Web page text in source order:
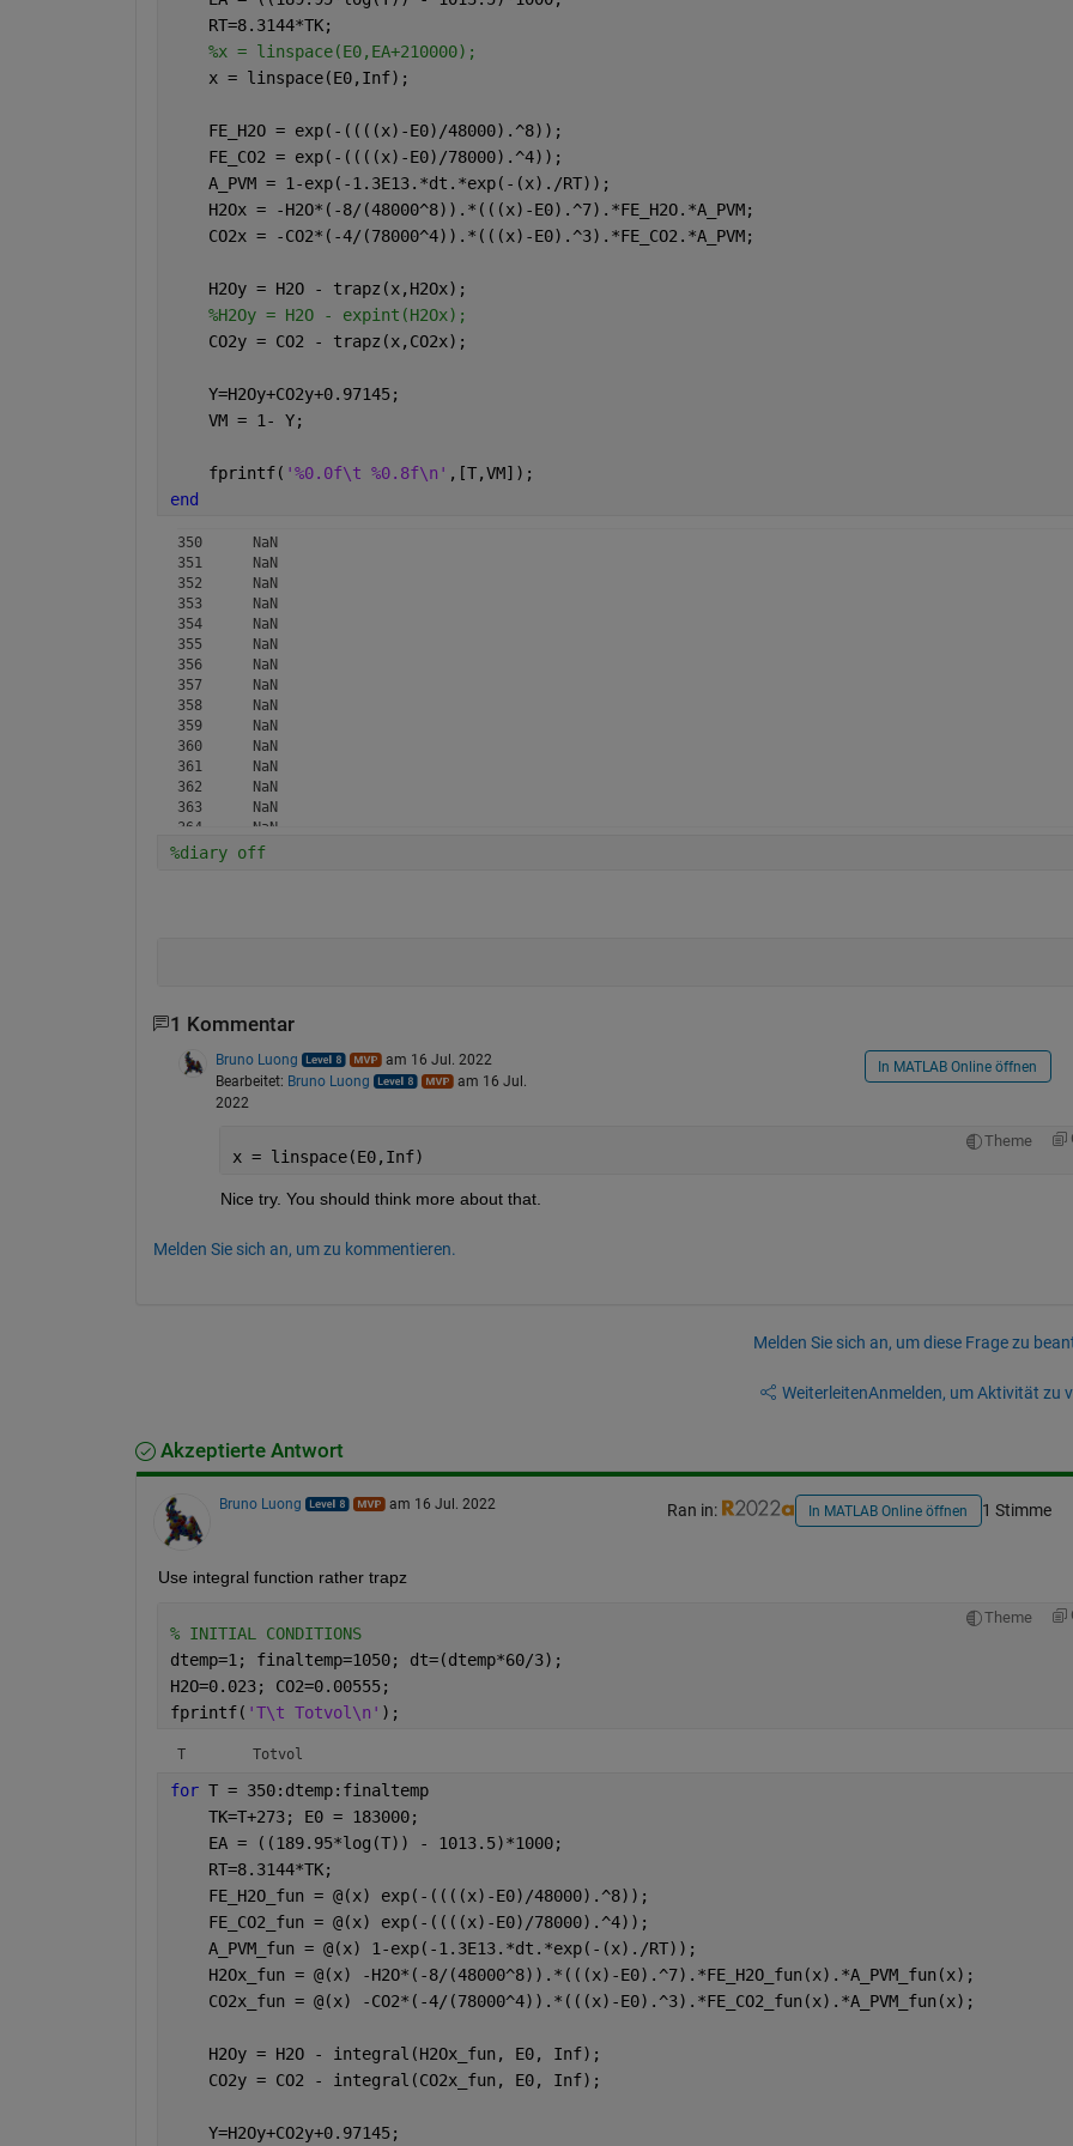
    RT=8.3144*TK;
%x = linspace(E0,EA+210000);
    x = linspace(E0,Inf);
    FE_H2O = exp(-((((x)-E0)/48000).^8));
    FE_CO2 = exp(-((((x)-E0)/78000).^4));
    A_PVM = 1-exp(-1.3E13.*dt.*exp(-(x)./RT));
    H2Ox = -H2O*(-8/(48000^8)).*(((x)-E0).^7).*FE_H2O.*A_PVM;
    CO2x = -CO2*(-4/(78000^4)).*(((x)-E0).^3).*FE_CO2.*A_PVM;
    H2Oy = H2O - trapz(x,H2Ox);
%H2Oy = H2O - expint(H2Ox);
    CO2y = CO2 - trapz(x,CO2x);
    Y=H2Oy+CO2y+0.97145;
    VM = 1- Y;
    fprintf(
'%0.0f\t %0.8f\n' ,[T,VM]);
end
350	 NaN
351	 NaN
352	 NaN
353	 NaN
354	 NaN
355	 NaN
356	 NaN
357	 NaN
358	 NaN
359	 NaN
360	 NaN
361	 NaN
362	 NaN
363	 NaN
364	 NaN
365	 NaN
374	 NaN
375	 NaN
376	 NaN
385	 NaN
395	 NaN
396	 NaN
397	 NaN
398	 NaN
399	 NaN
401	 NaN
404	 NaN
405	 NaN
406	 NaN
407	 NaN
408	 NaN
410	 NaN
411	 NaN
%diary off
1 Kommentar
Bruno Luong
am 16 Jul. 2022
Bearbeitet: Bruno Luong
am 16 Jul.
2022
In MATLAB Online öffnen
Theme
x = linspace(E0,Inf)
Nice try. You should think more about that.
Melden Sie sich an, um zu kommentieren.
Melden Sie sich an, um diese Frage zu
WeiterleitenAnmelden, um Aktivität zu
Akzeptierte Antwort
Bruno Luong am 16 Jul. 2022 Ran in: In MATLAB Online öffnen 1 Stimme
Use integral function rather trapz
Theme
% INITIAL CONDITIONS
dtemp=1; finaltemp=1050; dt=(dtemp*60/3);
H2O=0.023; CO2=0.00555;
fprintf( 'T\t Totvol\n' );
T	 Totvol
for T = 350:dtemp:finaltemp
    TK=T+273; E0 = 183000;
    EA = ((189.95*log(T)) - 1013.5)*1000;
    RT=8.3144*TK;
    FE_H2O_fun = @(x) exp(-((((x)-E0)/48000).^8));
    FE_CO2_fun = @(x) exp(-((((x)-E0)/78000).^4));
    A_PVM_fun = @(x) 1-exp(-1.3E13.*dt.*exp(-(x)./RT));
    H2Ox_fun = @(x) -H2O*(-8/(48000^8)).*(((x)-E0).^7).*FE_H2O_fun(x).*A_PVM_fun(x);
    CO2x_fun = @(x) -CO2*(-4/(78000^4)).*(((x)-E0).^3).*FE_CO2_fun(x).*A_PVM_fun(x);
    H2Oy = H2O - integral(H2Ox_fun, E0, Inf);
    CO2y = CO2 - integral(CO2x_fun, E0, Inf);
    Y=H2Oy+CO2y+0.97145;